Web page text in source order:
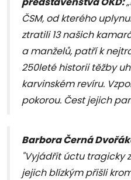
ČSM, od kterého
ztratili 13 našich
a manželů, patří k
250leté historii těžby
karvinském revíru.
pokorou. Čest jejich
Barbora Černá
"Vyjádřit úctu tragicky
jejich blízkým přišli